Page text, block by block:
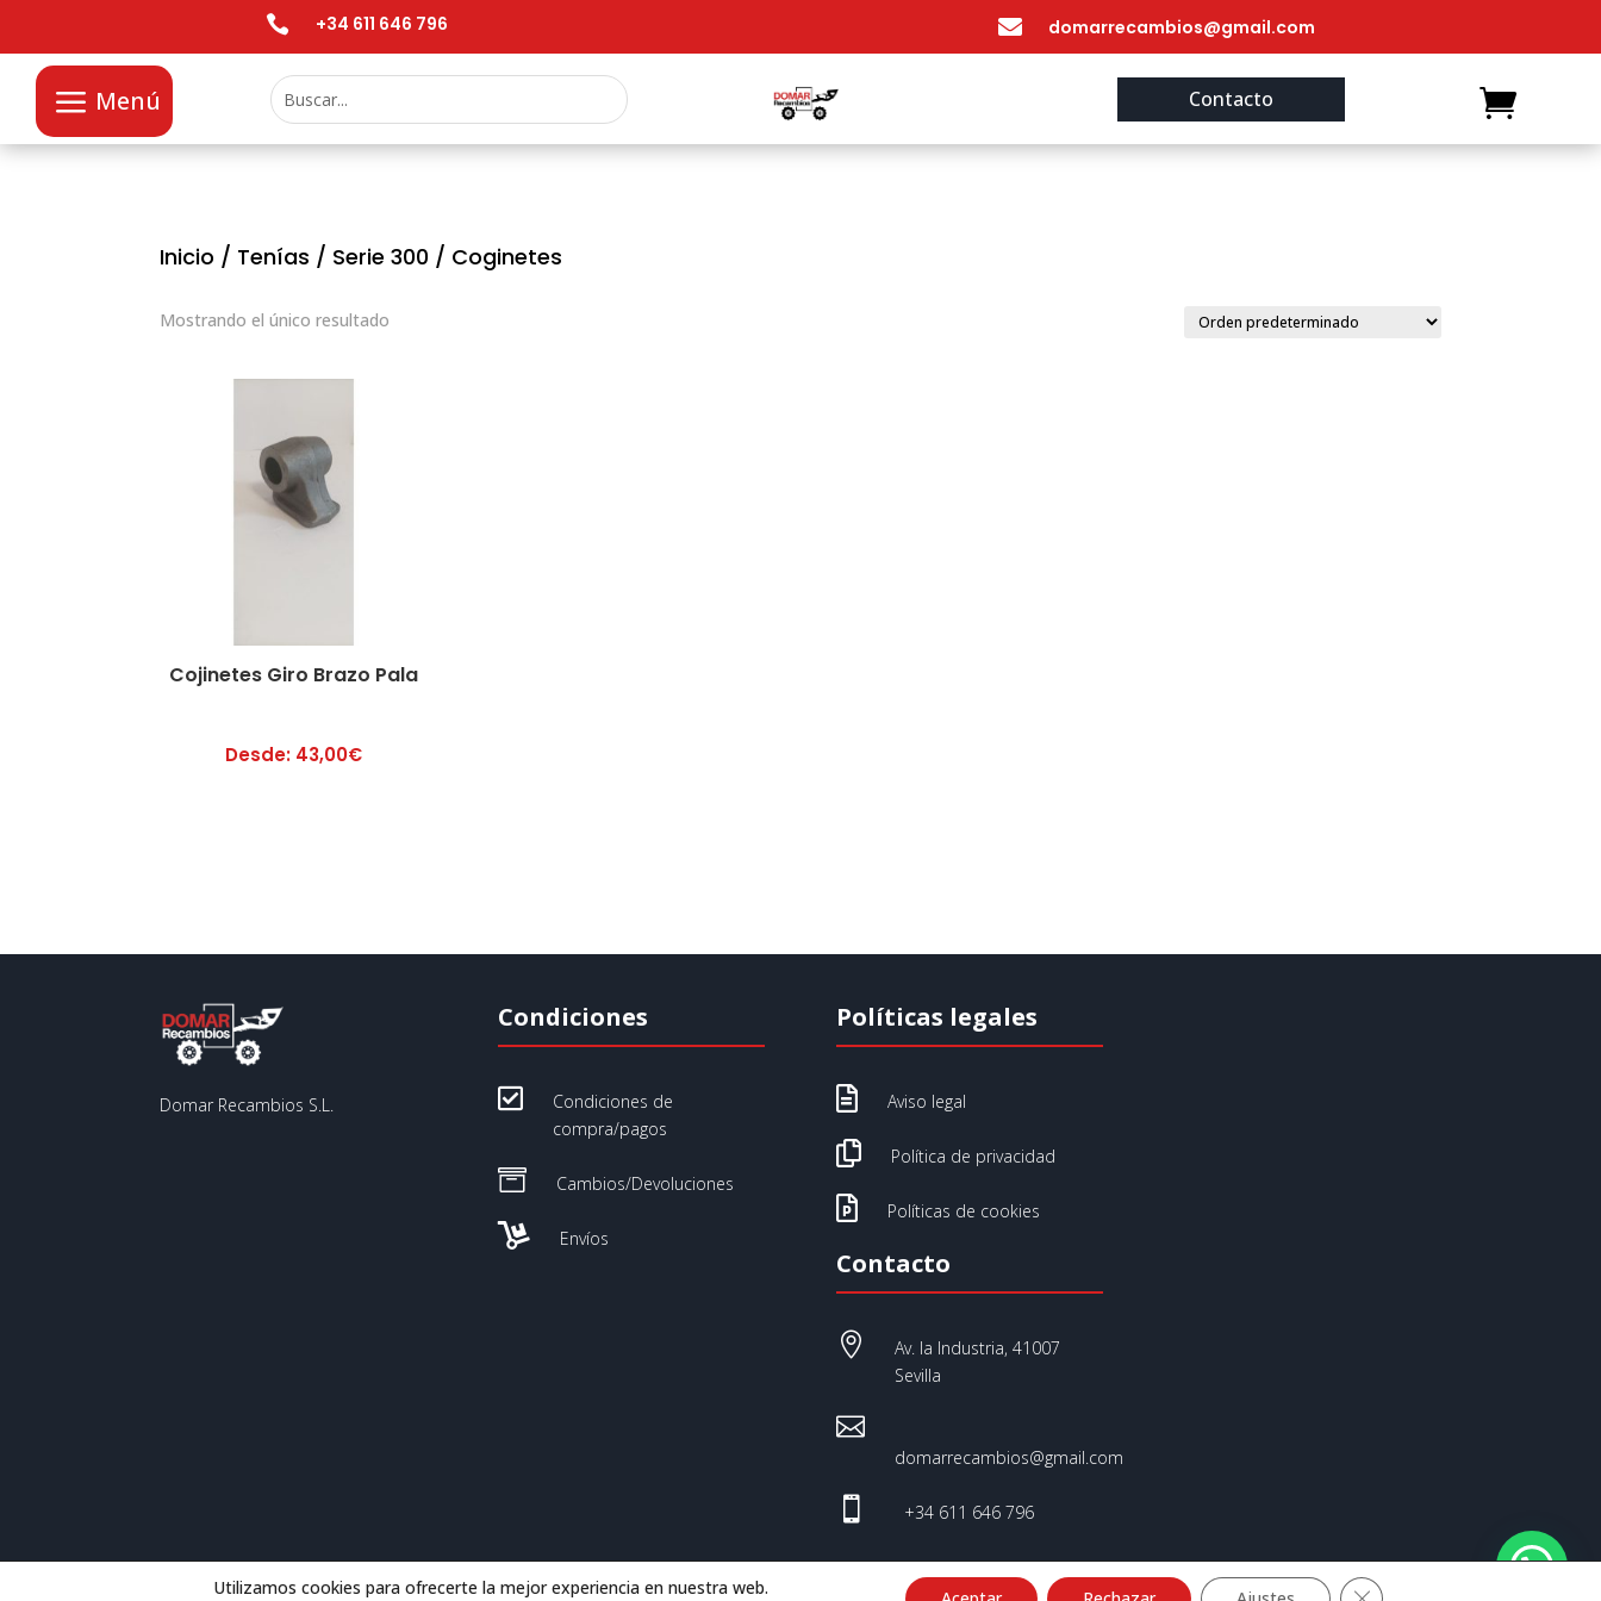
 +34 611 646 796  domarrecambios@gmail.com
Menú Contacto
Inicio / Tenías / Serie 300 / Coginetes
Mostrando el único resultado
Cojinetes Giro Brazo Pala
Desde: 43,00€
Domar Recambios S.L.
Condiciones

Condiciones de
compra/pagos
 Cambios/Devoluciones
 Envíos
Políticas legales
 Aviso legal
 Política de privacidad
 Políticas de cookies
Contacto

Av. la Industria, 41007
Sevilla

domarrecambios@gmail.com
 +34 611 646 796
Utilizamos cookies para ofrecerte la mejor experiencia en nuestra web.
Cerrar el banner de cookies